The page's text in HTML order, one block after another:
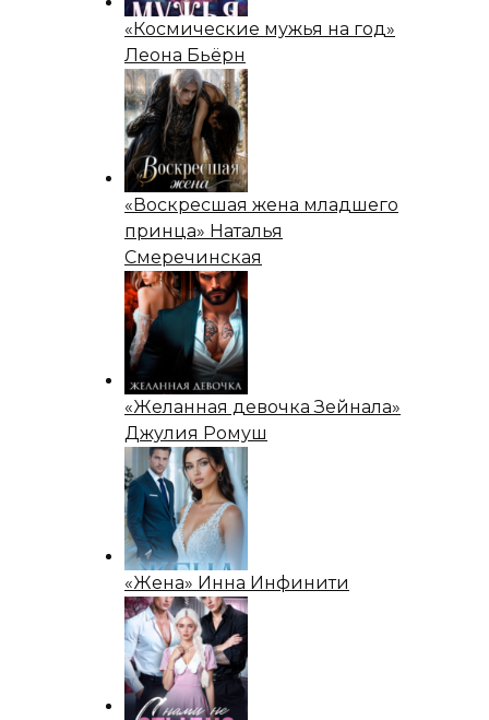
«Космические мужья на год»
Леона Бьёрн
«Воскресшая жена младшего
принца» Наталья
Смеречинская
«Желанная девочка Зейнала»
Джулия Ромуш
«Жена» Инна Инфинити